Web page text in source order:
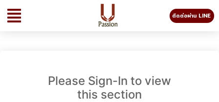
ติดต่อผ่าน LINE
Please Sign-In to view
this section